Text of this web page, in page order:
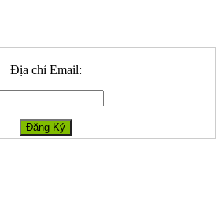
Địa chỉ Email: